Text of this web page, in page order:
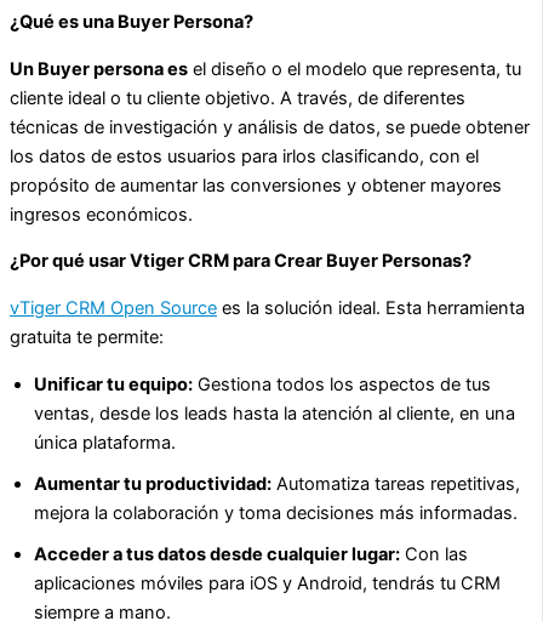
¿Qué es una Buyer Persona?
Un Buyer persona es el diseño o el modelo que representa, tu
cliente ideal o tu cliente objetivo. A través, de diferentes
técnicas de investigación y análisis de datos, se puede obtener
los datos de estos usuarios para irlos clasificando, con el
propósito de aumentar las conversiones y obtener mayores
ingresos económicos.
¿Por qué usar Vtiger CRM para Crear Buyer Personas?
vTiger CRM Open Source es la solución ideal. Esta herramienta
gratuita te permite:
Unificar tu equipo: Gestiona todos los aspectos de tus
ventas, desde los leads hasta la atención al cliente, en una
única plataforma.
Aumentar tu productividad: Automatiza tareas repetitivas,
mejora la colaboración y toma decisiones más informadas.
Acceder a tus datos desde cualquier lugar: Con las
aplicaciones móviles para iOS y Android, tendrás tu CRM
siempre a mano.